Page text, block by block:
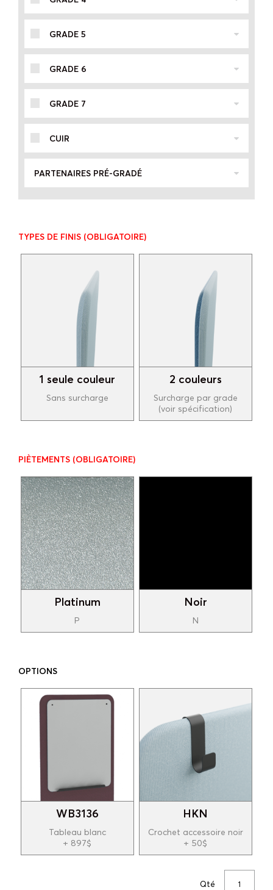
GRADE 5
GRADE 6
GRADE 7
CUIR
PARTENAIRES PRÉ-GRADÉ
TYPES DE FINIS (OBLIGATOIRE)
1 seule couleur
Sans surcharge
2 couleurs
Surcharge par grade
(voir spécification)
PIÈTEMENTS (OBLIGATOIRE)
Platinum
P
Noir
N
OPTIONS
WB3136
Tableau blanc
+ 897$
HKN
Crochet accessoire noir
+ 50$
Qté